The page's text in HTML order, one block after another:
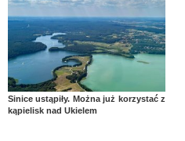
Sinice ustąpiły. Można już korzystać z
kąpielisk nad Ukielem